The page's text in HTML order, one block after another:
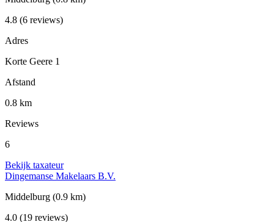
4.8 (6 reviews)
Adres
Korte Geere 1
Afstand
0.8 km
Reviews
6
Bekijk taxateur
Dingemanse Makelaars B.V.
Middelburg (0.9 km)
4.0 (19 reviews)